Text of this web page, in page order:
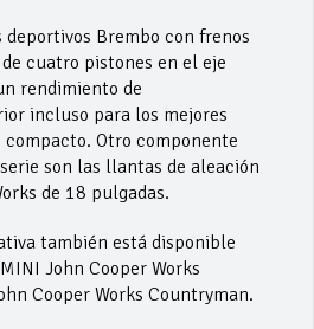
Brembo con frenos
cuatro pistones en el eje
rendimiento de
incluso para los mejores
Otro componente
son las llantas de aleación
de 18 pulgadas.
también está disponible
John Cooper Works
Cooper Works Countryman.